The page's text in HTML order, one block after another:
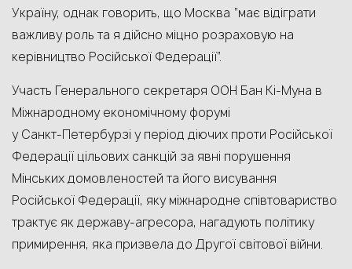
Україну, однак говорить, що Москва “має відіграти
важливу роль та я дійсно міцно розраховую на
керівництво Російської Федерації”.
Участь Генерального секретаря ООН Бан Кі-Муна в
Міжнародному економічному форумі
у Санкт‑Петербурзі у період діючих проти Російської
Федерації цільових санкцій за явні порушення
Мінських домовленостей та його висування
Російської Федерації, яку міжнародне співтовариство
трактує як державу-агресора, нагадують політику
примирення, яка призвела до Другої світової війни.